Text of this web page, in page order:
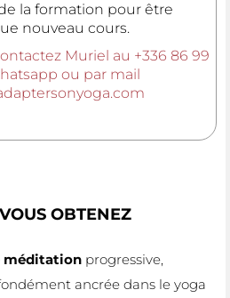
la formation pour être
nouveau cours.
Muriel au +336 86 99
ou par mail
OBTENEZ
méditation progressive,
ancrée dans le yoga